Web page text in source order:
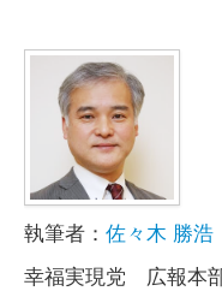
執筆者： 佐々木 勝浩
幸福実現党 広報本